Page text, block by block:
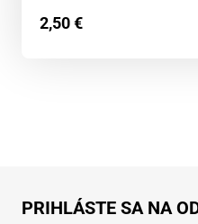
2,50€
PRIHLÁSTE SA NA